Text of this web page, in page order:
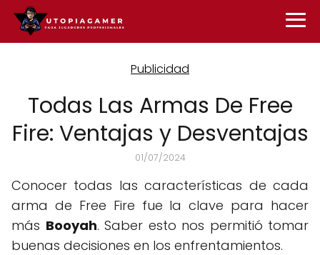
Todas Las Armas De Free
Fire: Ventajas y Desventajas
01/07/2024
Conocer todas las características de cada
arma de Free Fire fue la clave para hacer
más Booyah. Saber esto nos permitió tomar
buenas decisiones en los enfrentamientos.